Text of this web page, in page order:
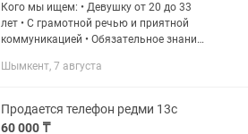
Кого мы ищем: • Девушку от 20 до 33
лет • С грамотной речью и приятной
коммуникацией • Обязательное знание
Ответственную, внимательную к
Шымкент, 7 августа
Продается телефон редми 13с
60 000 ₸